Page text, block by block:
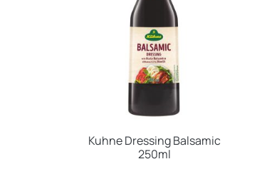
Kuhne Dressing Balsamic
250ml